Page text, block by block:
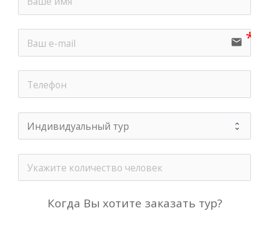
email
Когда Вы хотите заказать тур?